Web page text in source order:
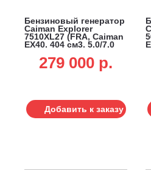
Бензиновый генератор
Caiman Explorer
7510XL27 (FRA, Caiman
EX40, 404 см3, 5.0/7.0
279 000 p.
Добавить к заказу